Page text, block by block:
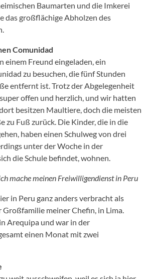
Baumarten und die Imkerei
das großflächige Abholzen des
Comunidad
einem Freund eingeladen, ein
zu besuchen, die fünf Stunden
entfernt ist. Trotz der Abgelegenheit
offen und herzlich, und wir hatten
besitzen Maultiere, doch die meisten
zu Fuß zurück. Die Kinder, die in die
haben einen Schulweg von drei
unter der Woche in der
die Schule befindet, wohnen.
mache meinen Freiwilligendienst in Peru
in Peru ganz anders verbracht als
meiner Chefin, in Lima.
Arequipa und war in der
einen Monat mit zwei